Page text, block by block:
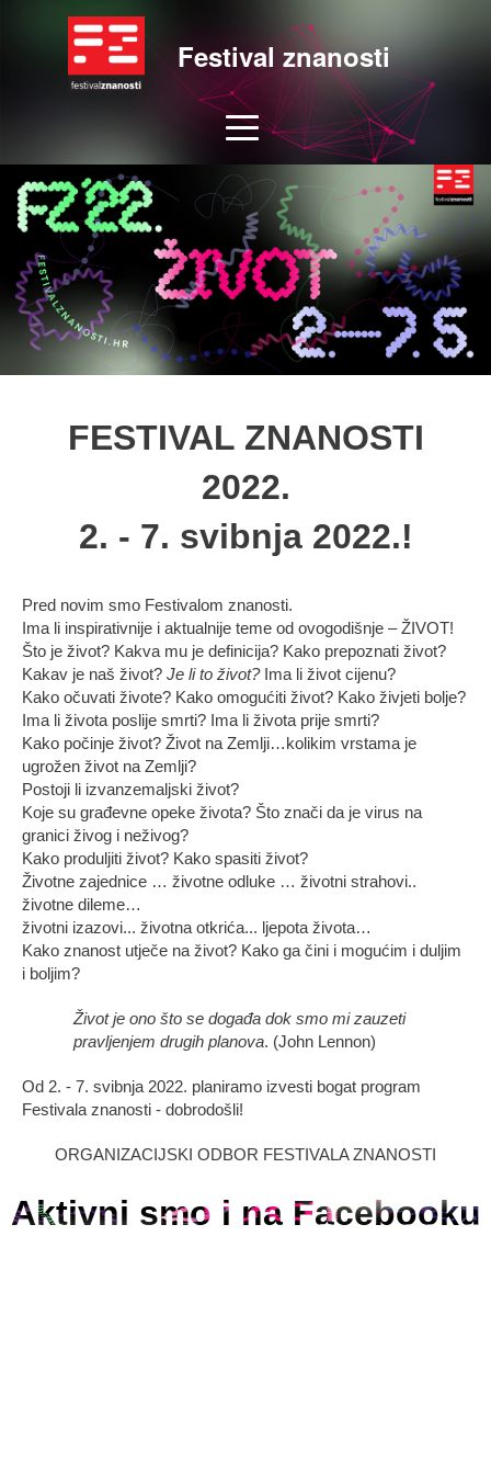
Festival znanosti
FESTIVAL ZNANOSTI
2022.
2. - 7. svibnja 2022.!
Pred novim smo Festivalom znanosti.
Ima li inspirativnije i aktualnije teme od ovogodišnje – ŽIVOT!
Što je život? Kakva mu je definicija? Kako prepoznati život?
Kakav je naš život?Je li to život?Ima li život cijenu?
Kako očuvati živote? Kako omogućiti život? Kako živjeti bolje?
Ima li života poslije smrti? Ima li života prije smrti?
Kako počinje život? Život na Zemlji…kolikim vrstama je
ugrožen život na Zemlji?
Postoji li izvanzemaljski život?
Koje su građevne opeke života? Što znači da je virus na
granici živog i neživog?
Kako produljiti život? Kako spasiti život?
Životne zajednice … životne odluke … životni strahovi..
životne dileme…
životni izazovi... životna otkrića... ljepota života…
Kako znanost utječe na život? Kako ga čini i mogućim i duljim
i boljim?
Život je ono što se događa dok smo mi zauzeti
pravljenjem drugih planova. (John Lennon)
Od 2. - 7. svibnja 2022. planiramo izvesti bogat program
Festivala znanosti - dobrodošli!
ORGANIZACIJSKI ODBOR FESTIVALA ZNANOSTI
Aktivni smo i na Facebooku